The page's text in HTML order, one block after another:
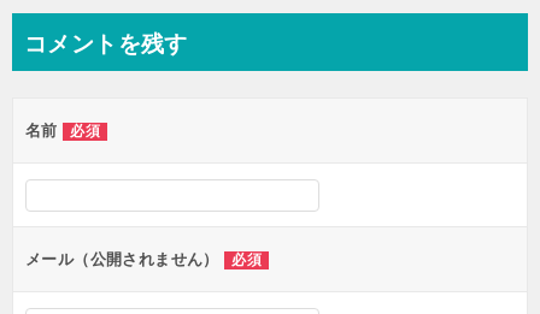
ビ
ー
シ
ョ
ン
コメントを残す
名前 必須
メール（公開されません） 必須